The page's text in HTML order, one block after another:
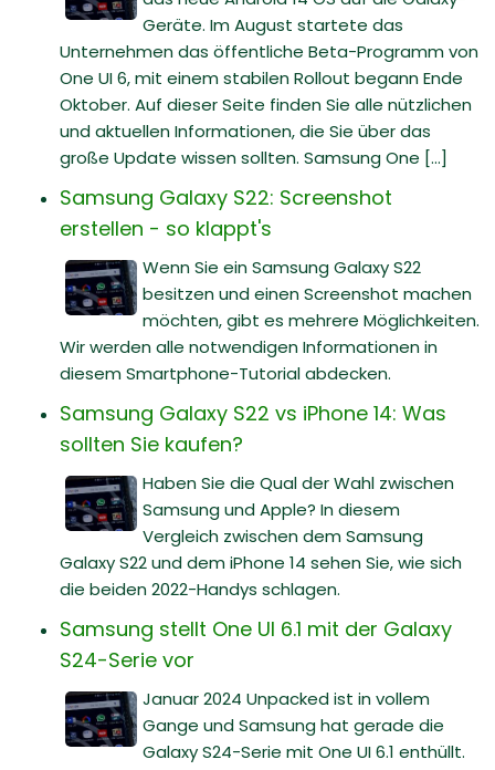
Geräte. Im August startete das
Unternehmen das öffentliche Beta-Programm von
One UI 6, mit einem stabilen Rollout begann Ende
Oktober. Auf dieser Seite finden Sie alle nützlichen
und aktuellen Informationen, die Sie über das
große Update wissen sollten. Samsung One [...]
Samsung Galaxy S22: Screenshot
erstellen - so klappt's
Wenn Sie ein Samsung Galaxy S22
besitzen und einen Screenshot machen
möchten, gibt es mehrere Möglichkeiten.
Wir werden alle notwendigen Informationen in
diesem Smartphone-Tutorial abdecken.
Samsung Galaxy S22 vs iPhone 14: Was
sollten Sie kaufen?
Haben Sie die Qual der Wahl zwischen
Samsung und Apple? In diesem
Vergleich zwischen dem Samsung
Galaxy S22 und dem iPhone 14 sehen Sie, wie sich
die beiden 2022-Handys schlagen.
Samsung stellt One UI 6.1 mit der Galaxy
S24-Serie vor
Januar 2024 Unpacked ist in vollem
Gange und Samsung hat gerade die
Galaxy S24-Serie mit One UI 6.1 enthüllt.